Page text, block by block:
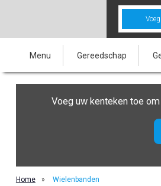
Menu Gereedschap
Voeg uw kenteken toe
Home » Wielenbanden